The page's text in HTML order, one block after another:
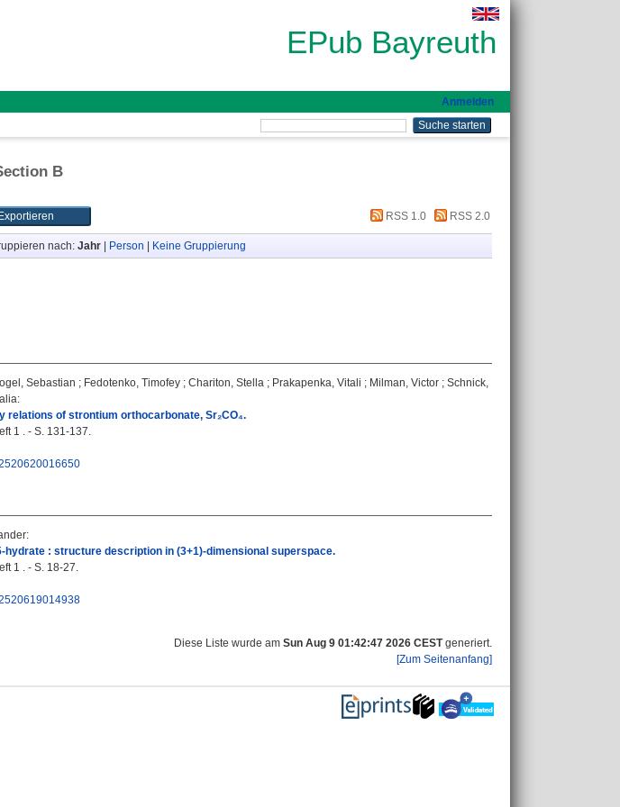
EPub Bayreuth
Anmelden
B
RSS 1.0 RSS 2.0
nach: Jahr| Person Keine Gruppierung
Sebastian ; Fedotenko, Timofey ; Chariton, Stella ; Prakapenka, Vitali ; Milman, Victor ; Schnick,
:
of strontium orthocarbonate, Sr₂CO₄.
1 . - S. 131-137.
:
hydrate : structure description in (3+1)-dimensional superspace.
1 . - S. 18-27.
Diese Liste wurde am Sun Aug 9 01:42:47 2026 CESTgeneriert.
[Zum Seitenanfang]